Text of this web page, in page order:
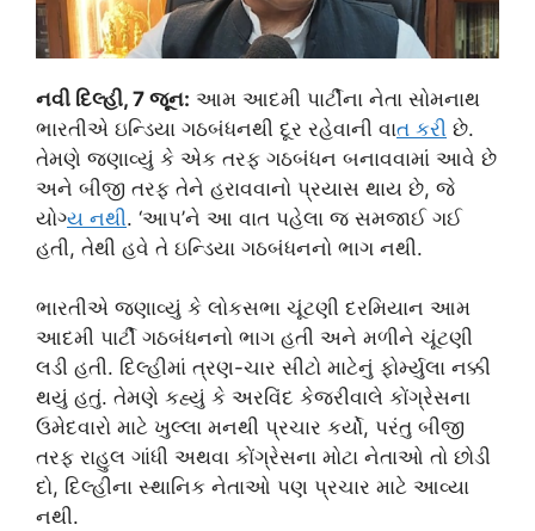
નવી દિલ્હી, 7 જૂન: આમ આદમી પાર્ટીના નેતા સોમનાથ
ભારતીએ ઇન્ડિયા ગઠબંધનથી દૂર રહેવાની વાત કર ી છે.
તેમણે જણાવ્યું કે એક તરફ ગઠબંધન બનાવવામાં આવે છે
અને બીજી તરફ તેને હરાવવાનો પ્રયાસ થાય છે, જે
યોગ્ય નથી. ‘આપ’ને આ વાત પહેલા જ સમજાઈ ગઈ
હતી, તેથી હવે તે ઇન્ડિયા ગઠબંધનનો ભાગ નથી.
ભારતીએ જણાવ્યું કે લોકસભા ચૂંટણી દરમિયાન આમ
આદમી પાર્ટી ગઠબંધનનો ભાગ હતી અને મળીને ચૂંટણી
લડી હતી. દિલ્હીમાં ત્રણ-ચાર સીટો માટેનું ફોર્મ્યુલા નક્કી
થયું હતું. તેમણે કહ્યું કે અરવિંદ કેજરીવાલે કોંગ્રેસના
ઉમેદવારો માટે ખુલ્લા મનથી પ્રચાર કર્યો, પરંતુ બીજી
તરફ રાહુલ ગાંધી અથવા કોંગ્રેસના મોટા નેતાઓ તો છોડી
દો, દિલ્હીના સ્થાનિક નેતાઓ પણ પ્રચાર માટે આવ્યા
નથી.